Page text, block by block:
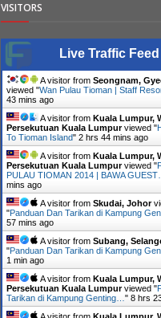
VISITORS
Live Traffic Feed
A visitor from Seongnam,
viewed "Wan Pulau Tioman | Staff
43 mins ago
A visitor from Kuala Lumpur,
Persekutuan Kuala Lumpurviewed "
To Tioman Island" 2 hrs 44 mins ago
A visitor from Kuala Lumpur,
Persekutuan Kuala Lumpurviewed "
PULAU TIOMAN 2014 | BAWA GUEST…
mins ago
A visitor from Skudai, Johor
"Panduan Dan Tarikan di Kampung
57 mins ago
A visitor from Subang,
"Panduan Dan Tarikan di Kampung
1 min ago
A visitor from Kuala Lumpur,
Persekutuan Kuala Lumpurviewed "
Tarikan di Kampung Genting… " 8 hrs